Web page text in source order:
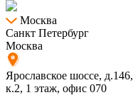
Москва
Санкт Петербург
Москва
Ярославское шоссе, д.146,
к.2, 1 этаж, офис 070